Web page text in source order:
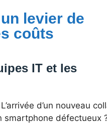
levier de
coûts
IT et les
d’un nouveau
smartphone défectueux